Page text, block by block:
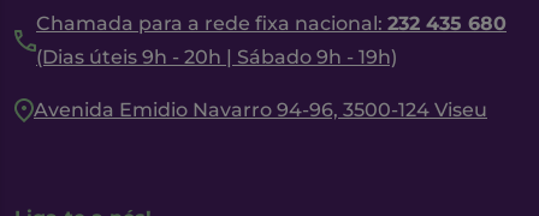
Chamada para a rede fixa nacional: 232 435 680
(Dias úteis 9h - 20h | Sábado 9h - 19h)
Avenida Emidio Navarro 94-96, 3500-124 Viseu